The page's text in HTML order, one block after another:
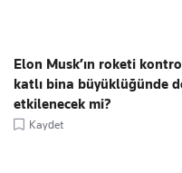
Elon Musk’ın roketi
katlı bina büyüklüğünde
etkilenecek mi?
Kaydet